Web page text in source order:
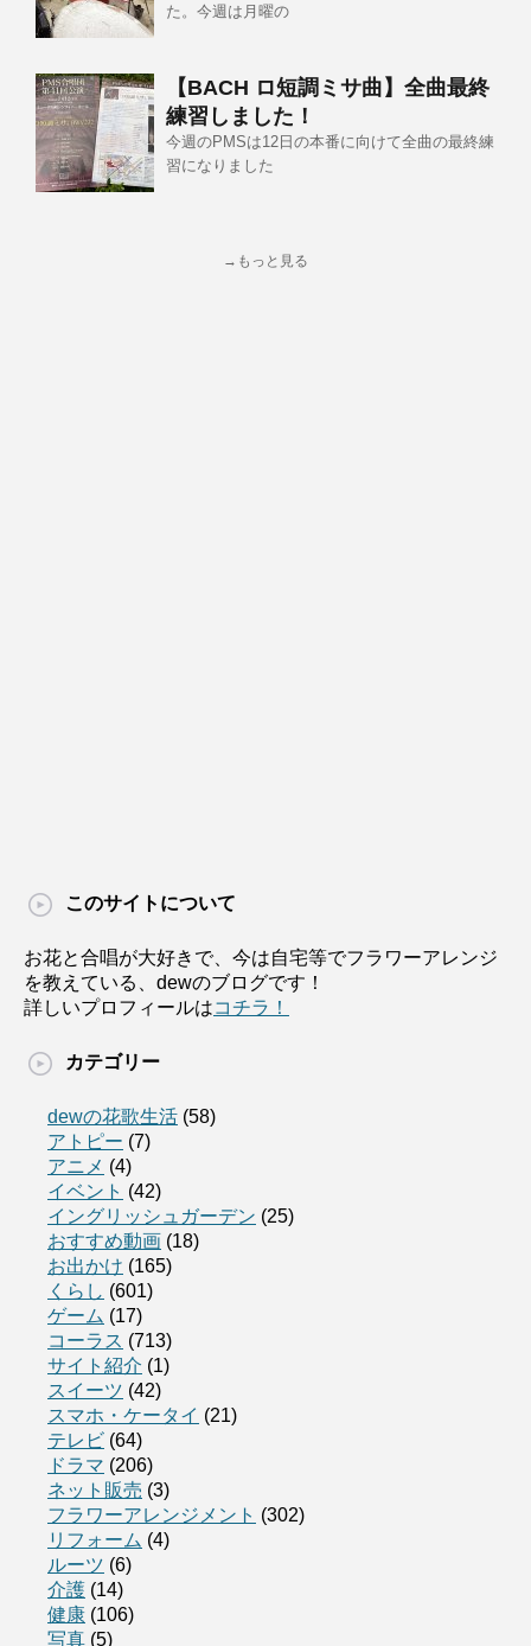
た。今週は月曜の
【BACH ロ短調ミサ曲】全曲最終
練習しました！
今週のPMSは12日の本番に向けて全曲の最終練
習になりました
→もっと見る
このサイトについて
お花と合唱が大好きで、今は自宅等でフラワーアレンジ
を教えている、dewのブログです！
詳しいプロフィールはコチラ！
カテゴリー
dewの花歌生活 (58)
アトピー (7)
アニメ (4)
イベント (42)
イングリッシュガーデン (25)
おすすめ動画 (18)
お出かけ (165)
くらし (601)
ゲーム (17)
コーラス (713)
サイト紹介 (1)
スイーツ (42)
スマホ・ケータイ (21)
テレビ (64)
ドラマ (206)
ネット販売 (3)
フラワーアレンジメント (302)
リフォーム (4)
ルーツ (6)
介護 (14)
健康 (106)
写真 (5)